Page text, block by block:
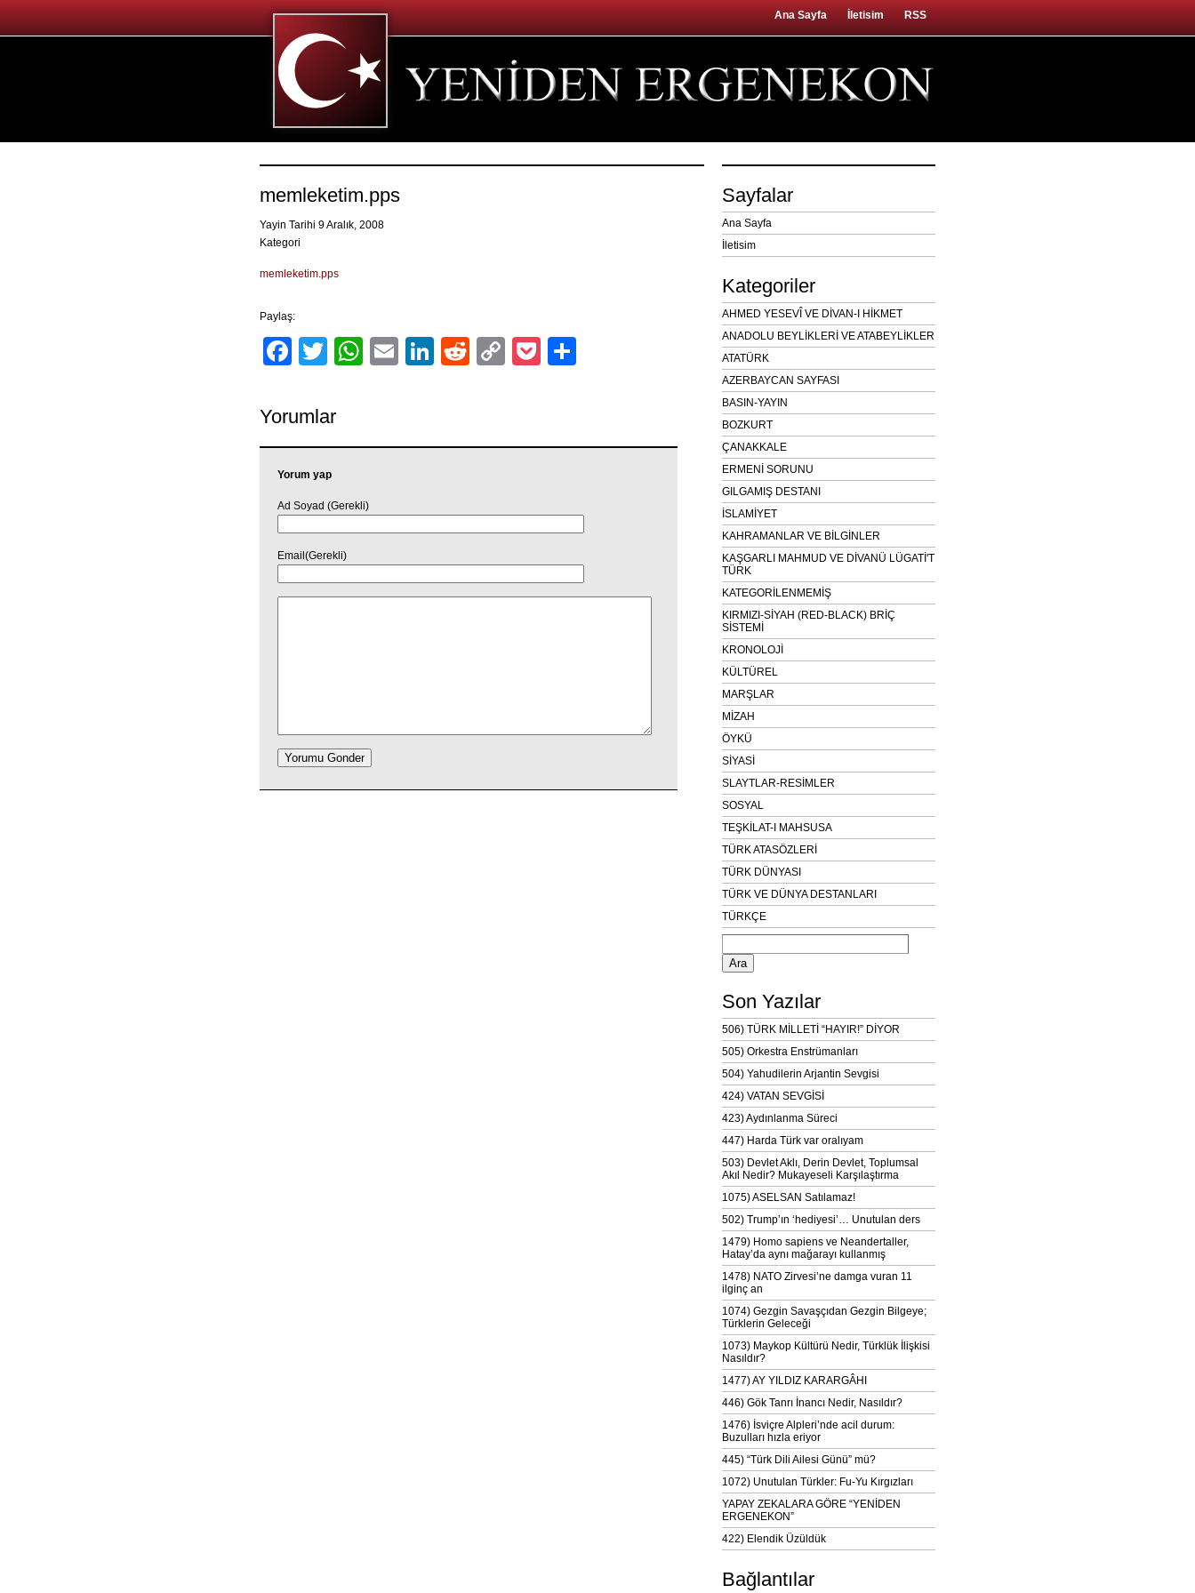
Ana Sayfa İletisim RSS
memleketim.pps
Yayin Tarihi 9 Aralık, 2008
Kategori
memleketim.pps
Paylaş:
Facebook
TwitterWhatsApp
EmailLinkedIn
RedditCopyPocket
Yorumlar
Yorum yap
Ad Soyad (Gerekli)
Email(Gerekli)
Sayfalar
Ana Sayfa
İletisim
Kategoriler
AHMED YESEVÎ VE DİVAN-I HİKMET
ANADOLU BEYLİKLERİ VE ATABEYLİKLER
ATATÜRK
AZERBAYCAN SAYFASI
BASIN-YAYIN
BOZKURT
ÇANAKKALE
ERMENİ SORUNU
GILGAMIŞ DESTANI
İSLAMİYET
KAHRAMANLAR VE BİLGİNLER
KAŞGARLI MAHMUD VE DİVANÜ LÜGATİ'T
TÜRK
KATEGORİLENMEMİŞ
KIRMIZI-SİYAH (RED-BLACK) BRİÇ
SİSTEMİ
KRONOLOJİ
KÜLTÜREL
MARŞLAR
MİZAH
ÖYKÜ
SİYASİ
SLAYTLAR-RESİMLER
SOSYAL
TEŞKİLAT-I MAHSUSA
TÜRK ATASÖZLERİ
TÜRK DÜNYASI
TÜRK VE DÜNYA DESTANLARI
TÜRKÇE
Arama:
Son Yazılar
506) TÜRK MİLLETİ “HAYIR!” DİYOR
505) Orkestra Enstrümanları
504) Yahudilerin Arjantin Sevgisi
424) VATAN SEVGİSİ
423) Aydınlanma Süreci
447) Harda Türk var oralıyam
503) Devlet Aklı, Derin Devlet, Toplumsal
Akıl Nedir? Mukayeseli Karşılaştırma
1075) ASELSAN Satılamaz!
502) Trump’ın ‘hediyesi’… Unutulan ders
1479) Homo sapiens ve Neandertaller,
Hatay’da aynı mağarayı kullanmış
1478) NATO Zirvesi’ne damga vuran 11
ilginç an
1074) Gezgin Savaşçıdan Gezgin Bilgeye;
Türklerin Geleceği
1073) Maykop Kültürü Nedir, Türklük İlişkisi
Nasıldır?
1477) AY YILDIZ KARARGÂHI
446) Gök Tanrı İnancı Nedir, Nasıldır?
1476) İsviçre Alpleri’nde acil durum:
Buzulları hızla eriyor
445) “Türk Dili Ailesi Günü” mü?
1072) Unutulan Türkler: Fu-Yu Kırgızları
YAPAY ZEKALARA GÖRE “YENİDEN
ERGENEKON”
422) Elendik Üzüldük
Bağlantılar